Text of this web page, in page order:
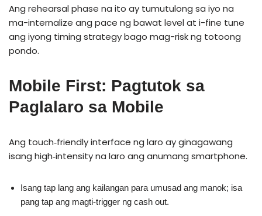
Ang rehearsal phase na ito ay tumutulong sa iyo na
ma-internalize ang pace ng bawat level at i-fine tune
ang iyong timing strategy bago mag-risk ng totoong
pondo.
Mobile First: Pagtutok sa
Paglalaro sa Mobile
Ang touch‑friendly interface ng laro ay ginagawang
isang high‑intensity na laro ang anumang smartphone.
Isang tap lang ang kailangan para umusad ang manok; isa
pang tap ang magti-trigger ng cash out.